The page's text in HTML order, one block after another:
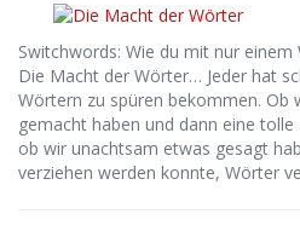
Switchwords: Wie du mit nur
Die Macht der Wörter… Jeder hat
Wörtern zu spüren bekommen. Ob
gemacht haben und dann eine
ob wir unachtsam etwas gesagt
verziehen werden konnte, Wörter